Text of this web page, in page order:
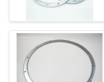
КОНТРОЛЬ
КАЧЕСТВА
СВЯЖИТЕСЬ